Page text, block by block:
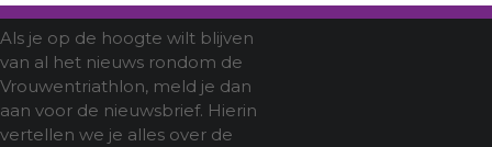
Als je op de hoogte wilt blijven
van al het nieuws rondom de
Vrouwentriathlon, meld je dan
aan voor de nieuwsbrief. Hierin
vertellen we je alles over de